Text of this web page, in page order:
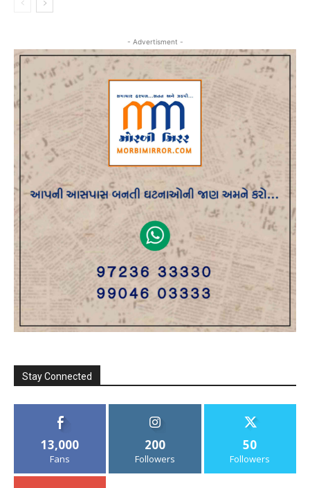
- Advertisment -
Stay Connected
13,000
Fans
200
Followers
50
Followers